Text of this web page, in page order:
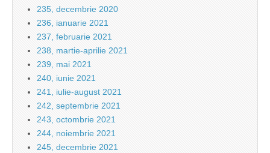
235, decembrie 2020
236, ianuarie 2021
237, februarie 2021
238, martie-aprilie 2021
239, mai 2021
240, iunie 2021
241, iulie-august 2021
242, septembrie 2021
243, octombrie 2021
244, noiembrie 2021
245, decembrie 2021